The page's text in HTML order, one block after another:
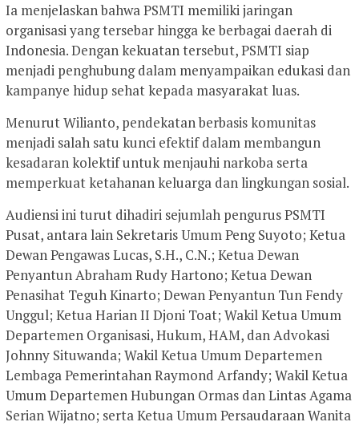
Ia menjelaskan bahwa PSMTI memiliki jaringan
organisasi yang tersebar hingga ke berbagai daerah di
Indonesia. Dengan kekuatan tersebut, PSMTI siap
menjadi penghubung dalam menyampaikan edukasi dan
kampanye hidup sehat kepada masyarakat luas.
Menurut Wilianto, pendekatan berbasis komunitas
menjadi salah satu kunci efektif dalam membangun
kesadaran kolektif untuk menjauhi narkoba serta
memperkuat ketahanan keluarga dan lingkungan sosial.
Audiensi ini turut dihadiri sejumlah pengurus PSMTI
Pusat, antara lain Sekretaris Umum Peng Suyoto; Ketua
Dewan Pengawas Lucas, S.H., C.N.; Ketua Dewan
Penyantun Abraham Rudy Hartono; Ketua Dewan
Penasihat Teguh Kinarto; Dewan Penyantun Tun Fendy
Unggul; Ketua Harian II Djoni Toat; Wakil Ketua Umum
Departemen Organisasi, Hukum, HAM, dan Advokasi
Johnny Situwanda; Wakil Ketua Umum Departemen
Lembaga Pemerintahan Raymond Arfandy; Wakil Ketua
Umum Departemen Hubungan Ormas dan Lintas Agama
Serian Wijatno; serta Ketua Umum Persaudaraan Wanita